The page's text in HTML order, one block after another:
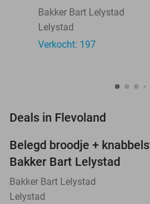
Bakker Bart Lelystad
Lelystad
Verkocht: 197
Deals in Flevoland
Belegd broodje +
Bakker Bart Lelystad
Bakker Bart Lelystad
Lelystad